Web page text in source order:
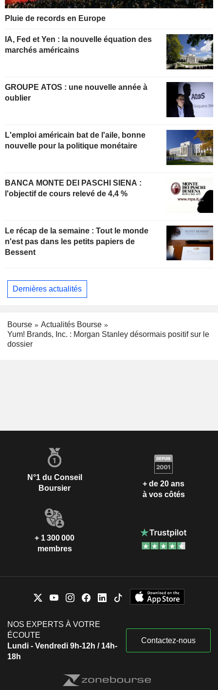
Pluie de records en Europe
IA, Fed et Yen : la nouvelle équation des
marchés américains
GROUPE ATOS : une nouvelle année à
oublier
L'emploi américain bat de l'aile, bonne
nouvelle pour la politique monétaire
BANCA MONTE DEI PASCHI SIENA :
l'objectif de cours relevé de 4,4 %
Le récap de la semaine : Tout le monde
n'est pas dans les petits papiers de
Bessent
Dernières actualités
Bourse
Actualités Bourse
Yum! Brands, Inc. : Morgan Stanley désormais positif sur le
dossier
N°1 du Conseil
Boursier
+ de 20 ans
à vos côtés
+ 1 300 000
membres
NOS EXPERTS À VOTRE
ÉCOUTE
Lundi - Vendredi 9h-12h / 14h-
18h
Contactez-nous